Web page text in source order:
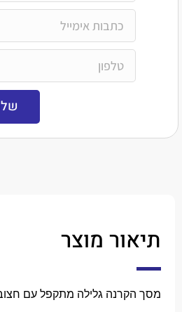
שלח/י טופס
מוצר
גלילה מתקפל עם חצובה .